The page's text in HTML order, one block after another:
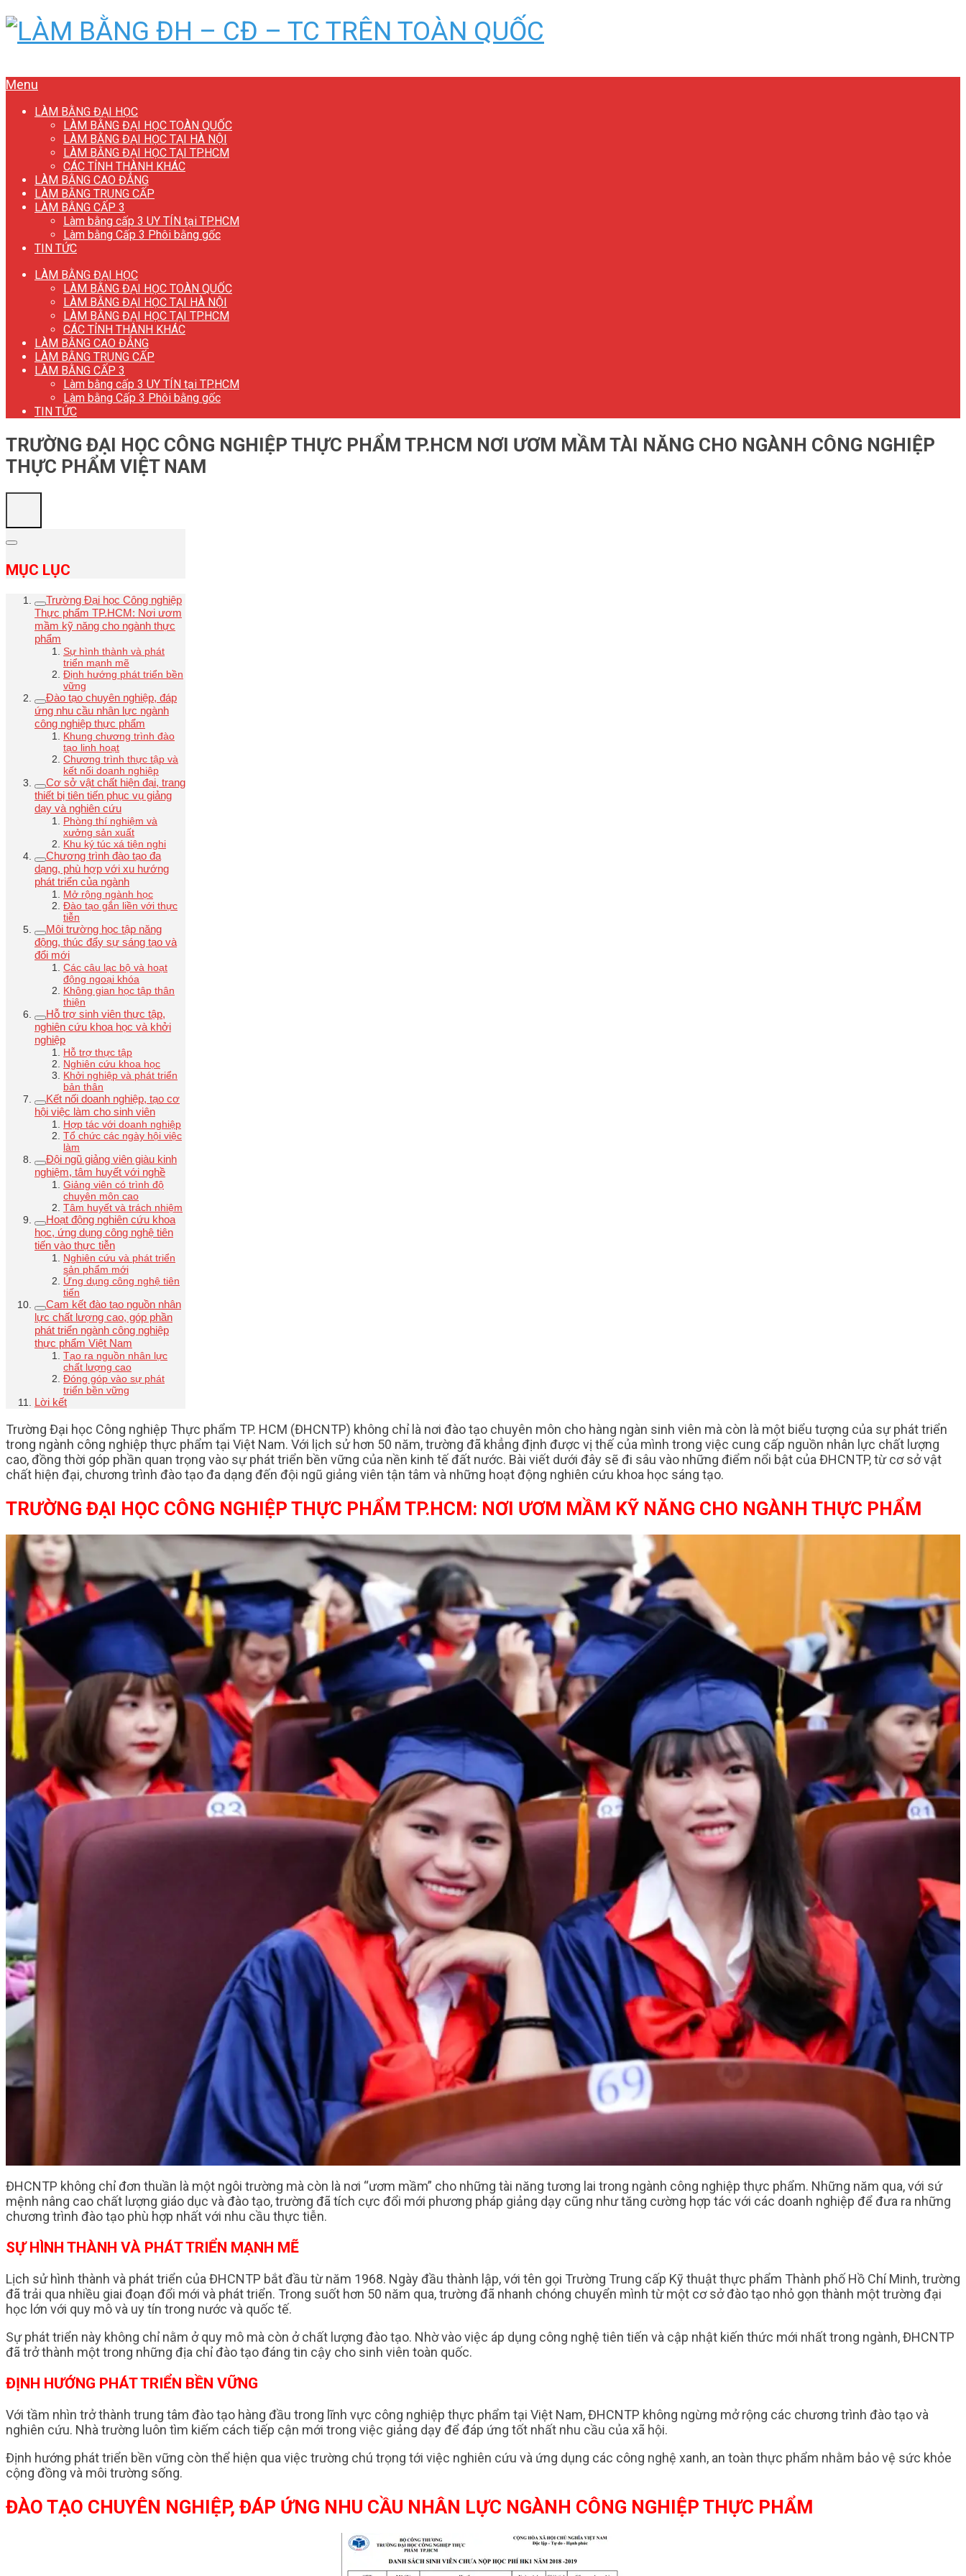
Menu
LÀM BẰNG ĐẠI HỌC
LÀM BẰNG ĐẠI HỌC TOÀN QUỐC
LÀM BẰNG ĐẠI HỌC TẠI HÀ NỘI
LÀM BẰNG ĐẠI HỌC TẠI TP.HCM
CÁC TỈNH THÀNH KHÁC
LÀM BẰNG CAO ĐẲNG
LÀM BẰNG TRUNG CẤP
LÀM BẰNG CẤP 3
Làm bằng cấp 3 UY TÍN tại TP.HCM
Làm bằng Cấp 3 Phôi bằng gốc
TIN TỨC
LÀM BẰNG ĐẠI HỌC
LÀM BẰNG ĐẠI HỌC TOÀN QUỐC
LÀM BẰNG ĐẠI HỌC TẠI HÀ NỘI
LÀM BẰNG ĐẠI HỌC TẠI TP.HCM
CÁC TỈNH THÀNH KHÁC
LÀM BẰNG CAO ĐẲNG
LÀM BẰNG TRUNG CẤP
LÀM BẰNG CẤP 3
Làm bằng cấp 3 UY TÍN tại TP.HCM
Làm bằng Cấp 3 Phôi bằng gốc
TIN TỨC
TRƯỜNG ĐẠI HỌC CÔNG NGHIỆP THỰC PHẨM TP.HCM NƠI ƯƠM MẦM TÀI NĂNG CHO NGÀNH CÔNG NGHIỆP
THỰC PHẨM VIỆT NAM
MỤC LỤC
Trường Đại học Công nghiệp
Thực phẩm TP.HCM: Nơi ươm
mầm kỹ năng cho ngành thực
phẩm
Sự hình thành và phát
triển mạnh mẽ
Định hướng phát triển bền
vững
Đào tạo chuyên nghiệp, đáp
ứng nhu cầu nhân lực ngành
công nghiệp thực phẩm
Khung chương trình đào
tạo linh hoạt
Chương trình thực tập và
kết nối doanh nghiệp
Cơ sở vật chất hiện đại, trang
thiết bị tiên tiến phục vụ giảng
dạy và nghiên cứu
Phòng thí nghiệm và
xưởng sản xuất
Khu ký túc xá tiện nghi
Chương trình đào tạo đa
dạng, phù hợp với xu hướng
phát triển của ngành
Mở rộng ngành học
Đào tạo gắn liền với thực
tiễn
Môi trường học tập năng
động, thúc đẩy sự sáng tạo và
đổi mới
Các câu lạc bộ và hoạt
động ngoại khóa
Không gian học tập thân
thiện
Hỗ trợ sinh viên thực tập,
nghiên cứu khoa học và khởi
nghiệp
Hỗ trợ thực tập
Nghiên cứu khoa học
Khởi nghiệp và phát triển
bản thân
Kết nối doanh nghiệp, tạo cơ
hội việc làm cho sinh viên
Hợp tác với doanh nghiệp
Tổ chức các ngày hội việc
làm
Đội ngũ giảng viên giàu kinh
nghiệm, tâm huyết với nghề
Giảng viên có trình độ
chuyên môn cao
Tâm huyết và trách nhiệm
Hoạt động nghiên cứu khoa
học, ứng dụng công nghệ tiên
tiến vào thực tiễn
Nghiên cứu và phát triển
sản phẩm mới
Ứng dụng công nghệ tiên
tiến
Cam kết đào tạo nguồn nhân
lực chất lượng cao, góp phần
phát triển ngành công nghiệp
thực phẩm Việt Nam
Tạo ra nguồn nhân lực
chất lượng cao
Đóng góp vào sự phát
triển bền vững
Lời kết
Trường Đại học Công nghiệp Thực phẩm TP. HCM (ĐHCNTP) không chỉ là nơi đào tạo chuyên môn cho hàng ngàn sinh viên mà còn là một biểu tượng của sự phát triển
trong ngành công nghiệp thực phẩm tại Việt Nam. Với lịch sử hơn 50 năm, trường đã khẳng định được vị thế của mình trong việc cung cấp nguồn nhân lực chất lượng
cao, đồng thời góp phần quan trọng vào sự phát triển bền vững của nền kinh tế đất nước. Bài viết dưới đây sẽ đi sâu vào những điểm nổi bật của ĐHCNTP, từ cơ sở vật
chất hiện đại, chương trình đào tạo đa dạng đến đội ngũ giảng viên tận tâm và những hoạt động nghiên cứu khoa học sáng tạo.
TRƯỜNG ĐẠI HỌC CÔNG NGHIỆP THỰC PHẨM TP.HCM: NƠI ƯƠM MẦM KỸ NĂNG CHO NGÀNH THỰC PHẨM
ĐHCNTP không chỉ đơn thuần là một ngôi trường mà còn là nơi “ươm mầm” cho những tài năng tương lai trong ngành công nghiệp thực phẩm. Những năm qua, với sứ
mệnh nâng cao chất lượng giáo dục và đào tạo, trường đã tích cực đổi mới phương pháp giảng dạy cũng như tăng cường hợp tác với các doanh nghiệp để đưa ra những
chương trình đào tạo phù hợp nhất với nhu cầu thực tiễn.
SỰ HÌNH THÀNH VÀ PHÁT TRIỂN MẠNH MẼ
Lịch sử hình thành và phát triển của ĐHCNTP bắt đầu từ năm 1968. Ngày đầu thành lập, với tên gọi Trường Trung cấp Kỹ thuật thực phẩm Thành phố Hồ Chí Minh, trường
đã trải qua nhiều giai đoạn đổi mới và phát triển. Trong suốt hơn 50 năm qua, trường đã nhanh chóng chuyển mình từ một cơ sở đào tạo nhỏ gọn thành một trường đại
học lớn với quy mô và uy tín trong nước và quốc tế.
Sự phát triển này không chỉ nằm ở quy mô mà còn ở chất lượng đào tạo. Nhờ vào việc áp dụng công nghệ tiên tiến và cập nhật kiến thức mới nhất trong ngành, ĐHCNTP
đã trở thành một trong những địa chỉ đào tạo đáng tin cậy cho sinh viên toàn quốc.
ĐỊNH HƯỚNG PHÁT TRIỂN BỀN VỮNG
Với tầm nhìn trở thành trung tâm đào tạo hàng đầu trong lĩnh vực công nghiệp thực phẩm tại Việt Nam, ĐHCNTP không ngừng mở rộng các chương trình đào tạo và
nghiên cứu. Nhà trường luôn tìm kiếm cách tiếp cận mới trong việc giảng dạy để đáp ứng tốt nhất nhu cầu của xã hội.
Định hướng phát triển bền vững còn thể hiện qua việc trường chú trọng tới việc nghiên cứu và ứng dụng các công nghệ xanh, an toàn thực phẩm nhằm bảo vệ sức khỏe
cộng đồng và môi trường sống.
ĐÀO TẠO CHUYÊN NGHIỆP, ĐÁP ỨNG NHU CẦU NHÂN LỰC NGÀNH CÔNG NGHIỆP THỰC PHẨM